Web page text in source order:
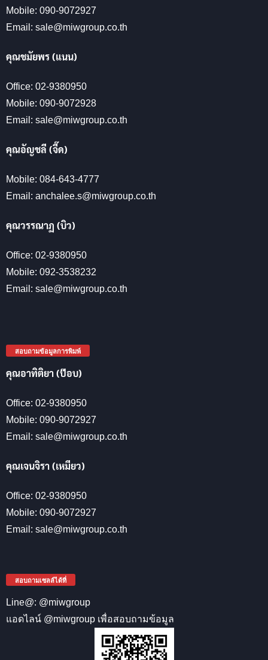
Mobile: 090-9072927
Email: sale@miwgroup.co.th
คุณชมัยพร (แนน)
Office: 02-9380950
Mobile: 090-9072928
Email: sale@miwgroup.co.th
คุณอัญชลี (จี๊ด)
Mobile: 084-643-4777
Email: anchalee.s@miwgroup.co.th
คุณวรรณาฏ (บิว)
Office: 02-9380950
Mobile: 092-3538232
Email: sale@miwgroup.co.th
สอบถามข้อมูลการพิมพ์
คุณอาทิติยา (ป๊อบ)
Office: 02-9380950
Mobile: 090-9072927
Email: sale@miwgroup.co.th
คุณเจนจิรา (เหมียว)
Office: 02-9380950
Mobile: 090-9072927
Email: sale@miwgroup.co.th
สอบถามเซลล์ได้ที่
Line@: @miwgroup
แอดไลน์ @miwgroup เพื่อสอบถามข้อมูล